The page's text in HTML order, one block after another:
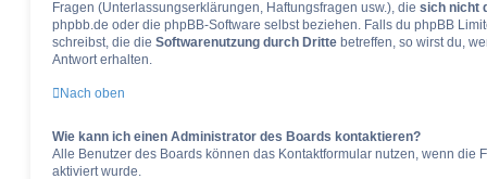
Fragen (Unterlassungserklärungen, Haftungsfragen usw.), die sich nicht
phpbb.de oder die phpBB-Software selbst beziehen. Falls du phpBB
schreibst, die die Softwarenutzung durch Dritte betreffen, so wirst du,
Antwort erhalten.
Nach oben
Wie kann ich einen Administrator des Boards kontaktieren?
Alle Benutzer des Boards können das Kontaktformular nutzen, wenn die
aktiviert wurde.